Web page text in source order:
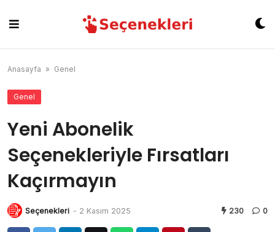
content
Anasayfa » Genel
Genel
Yeni Abonelik
Seçenekleriyle Fırsatları
Kaçırmayın
Seçenekleri - 2 Kasım 2025 230 0